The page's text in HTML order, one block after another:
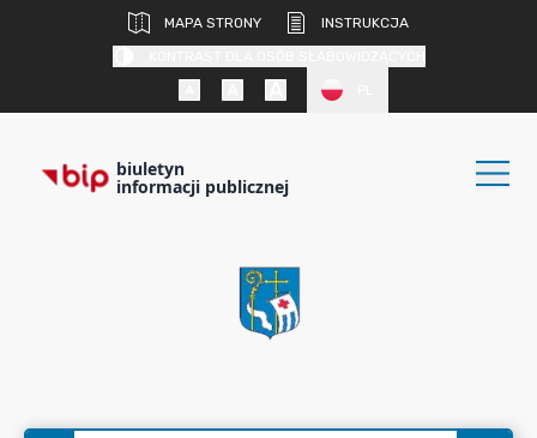
MAPA STRONY
INSTRUKCJA
biuletyn
informacji publicznej